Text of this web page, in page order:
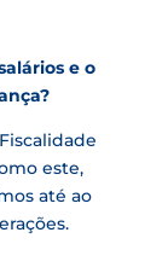
e o
este,
até ao